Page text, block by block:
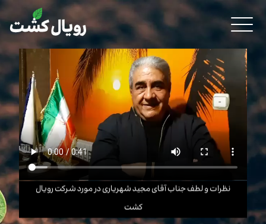
نظرات و لطف جناب آقای مجید شهریاری در مورد شرکت رویال
کشت